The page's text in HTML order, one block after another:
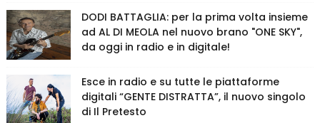
DODI BATTAGLIA: per la prima volta insieme
ad AL DI MEOLA nel nuovo brano "ONE SKY",
da oggi in radio e in digitale!
Esce in radio e su tutte le piattaforme
digitali “GENTE DISTRATTA”, il nuovo singolo
di Il Pretesto